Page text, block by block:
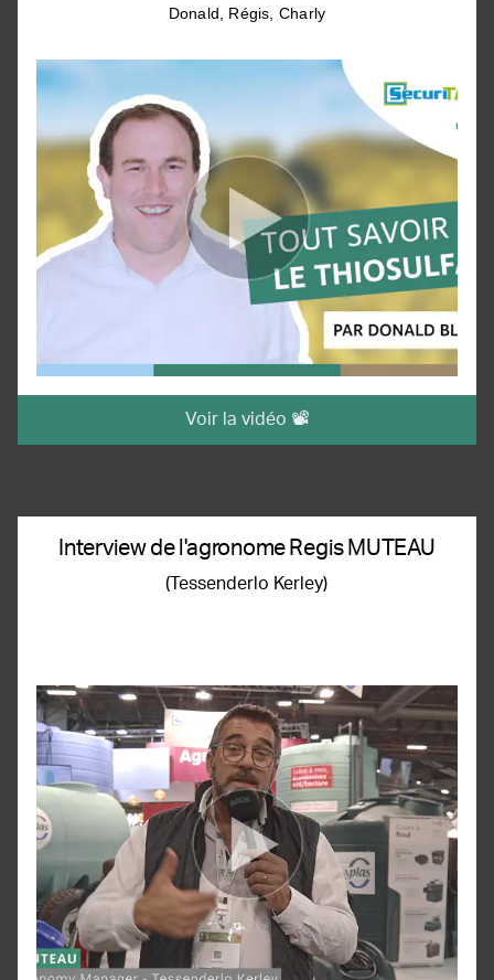
Donald, Régis, Charly
Voir la vidéo 📽️
Interview de l'agronome Regis MUTEAU
(Tessenderlo Kerley)